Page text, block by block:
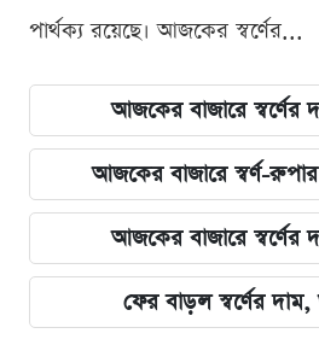
পার্থক্য রয়েছে। আজকের স্বর্ণের...
আজকের বাজারে
আজকের বাজারে স্বর্ণ-
আজকের বাজারে
ফের বাড়ল স্বর্ণের